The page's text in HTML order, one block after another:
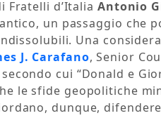
Fratelli d’Italia Antonio
un passaggio che
Una
J. Carafano, Senior
cui “Donald e
le sfide geopolitiche
dunque,